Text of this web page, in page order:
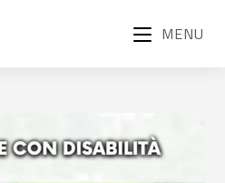
MENU